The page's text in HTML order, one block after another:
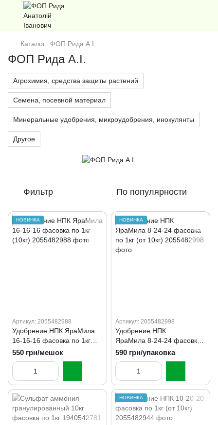
Каталог ФОП Рида А.І.
ФОП Рида А.І.
Агрохимия, средства защиты растений
Семена, посевной материал
Минеральные удобрения, микроудобрения, инокулянты
Другое
Фильтр По популярности
НОВИНКА
Артикул: 2055482988
Удобрение НПК ЯраМила
16-16-16 фасовка по 1кг
(10кг)
550 грн/мешок
НОВИНКА
Артикул: 2055482998
Удобрение НПК
ЯраМила 8-24-24 фасовка
по 1кг (от 10кг)
590 грн/упаковка
НОВИНКА